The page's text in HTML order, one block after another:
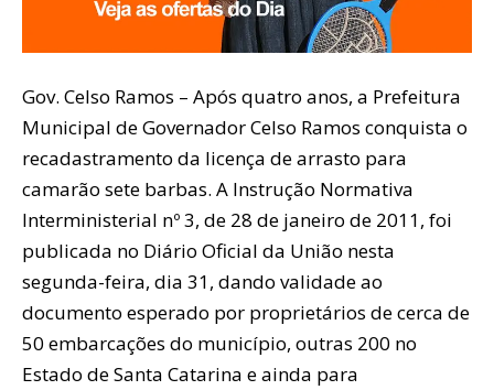
Gov. Celso Ramos – Após quatro anos, a Prefeitura
Municipal de Governador Celso Ramos conquista o
recadastramento da licença de arrasto para
camarão sete barbas. A Instrução Normativa
Interministerial nº 3, de 28 de janeiro de 2011, foi
publicada no Diário Oficial da União nesta
segunda-feira, dia 31, dando validade ao
documento esperado por proprietários de cerca de
50 embarcações do município, outras 200 no
Estado de Santa Catarina e ainda para